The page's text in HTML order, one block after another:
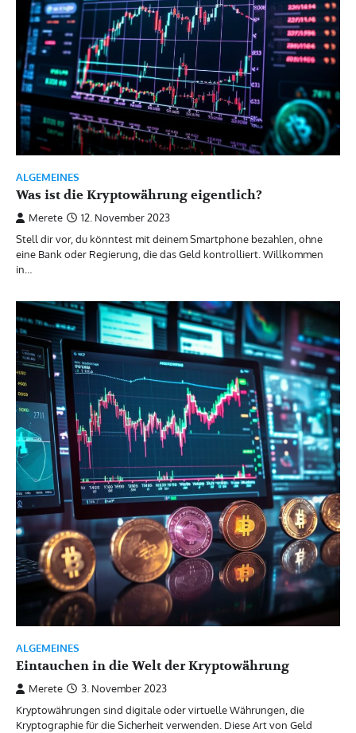
ALGEMEINES
Was ist die Kryptowährung eigentlich?
Merete
12. November 2023
Stell dir vor, du könntest mit deinem Smartphone bezahlen, ohne
eine Bank oder Regierung, die das Geld kontrolliert. Willkommen
in…
ALGEMEINES
Eintauchen in die Welt der Kryptowährung
Merete
3. November 2023
Kryptowährungen sind digitale oder virtuelle Währungen, die
Kryptographie für die Sicherheit verwenden. Diese Art von Geld